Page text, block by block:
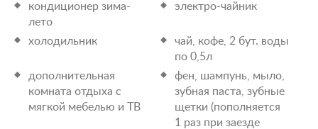
кондиционер зима-
лето
электро-чайник
холодильник
чай, кофе, 2 бут. воды
по 0,5л
дополнительная
комната отдыха с
мягкой мебелью и ТВ
фен, шампунь, мыло,
зубная паста, зубные
щетки (пополняется
1 раз при заезде